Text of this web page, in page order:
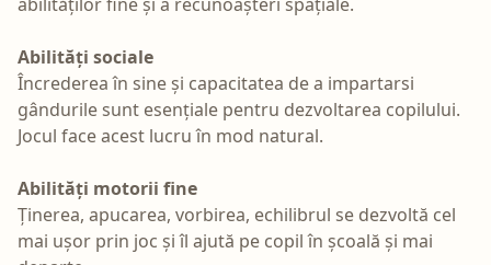
Abilități sociale
Încrederea în sine și capacitatea de a impartarsi
gândurile sunt esențiale pentru dezvoltarea copilului.
Jocul face acest lucru în mod natural.
Abilități motorii fine
Ținerea, apucarea, vorbirea, echilibrul se dezvoltă cel
mai ușor prin joc și îl ajută pe copil în școală și mai